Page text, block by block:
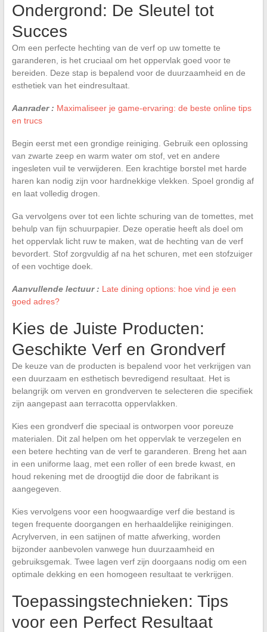
Ondergrond: De Sleutel tot
Succes
Om een perfecte hechting van de verf op uw tomette te
garanderen, is het cruciaal om het oppervlak goed voor te
bereiden. Deze stap is bepalend voor de duurzaamheid en de
esthetiek van het eindresultaat.
Aanrader : Maximaliseer je game-ervaring: de beste online tips
en trucs
Begin eerst met een grondige reiniging. Gebruik een oplossing
van zwarte zeep en warm water om stof, vet en andere
ingesleten vuil te verwijderen. Een krachtige borstel met harde
haren kan nodig zijn voor hardnekkige vlekken. Spoel grondig af
en laat volledig drogen.
Ga vervolgens over tot een lichte schuring van de tomettes, met
behulp van fijn schuurpapier. Deze operatie heeft als doel om
het oppervlak licht ruw te maken, wat de hechting van de verf
bevordert. Stof zorgvuldig af na het schuren, met een stofzuiger
of een vochtige doek.
Aanvullende lectuur : Late dining options: hoe vind je een
goed adres?
Kies de Juiste Producten:
Geschikte Verf en Grondverf
De keuze van de producten is bepalend voor het verkrijgen van
een duurzaam en esthetisch bevredigend resultaat. Het is
belangrijk om verven en grondverven te selecteren die specifiek
zijn aangepast aan terracotta oppervlakken.
Kies een grondverf die speciaal is ontworpen voor poreuze
materialen. Dit zal helpen om het oppervlak te verzegelen en
een betere hechting van de verf te garanderen. Breng het aan
in een uniforme laag, met een roller of een brede kwast, en
houd rekening met de droogtijd die door de fabrikant is
aangegeven.
Kies vervolgens voor een hoogwaardige verf die bestand is
tegen frequente doorgangen en herhaaldelijke reinigingen.
Acrylverven, in een satijnen of matte afwerking, worden
bijzonder aanbevolen vanwege hun duurzaamheid en
gebruiksgemak. Twee lagen verf zijn doorgaans nodig om een
optimale dekking en een homogeen resultaat te verkrijgen.
Toepassingstechnieken: Tips
voor een Perfect Resultaat